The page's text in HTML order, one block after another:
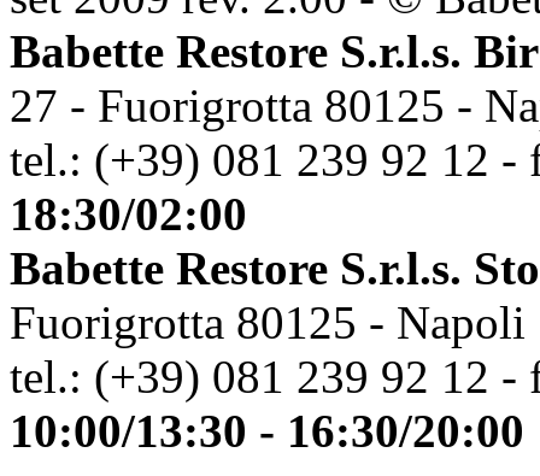
Babette Restore S.r.l.s.
27 - Fuorigrotta 80125 -
tel.: (+39) 081 239 92 12 -
18:30/02:00
Babette Restore S.r.l.s.
Fuorigrotta 80125 - Napoli
tel.: (+39) 081 239 92 12 -
10:00/13:30 - 16:30/20:00